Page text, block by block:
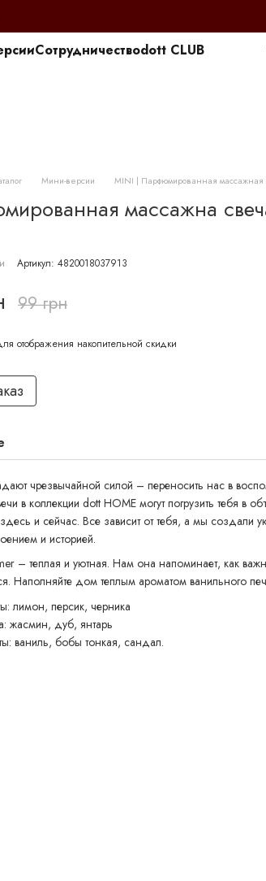
Сотрудничествоdott CLUB
Мини-версии MINI | Парфюмированная
массажна
Артикул: 4820018037913
99 грн
отображения накопительной скидки
чрезвычайной силой – переносить нас в
в коллекции dott HOME могут погрузить тебя в
и сейчас. Все зависит от тебя, а мы создали
и историей.
– теплая и уютная. Нам она напоминает, как
Наполняйте дом теплым ароматом ванильного
лимон, персик, черника
жасмин, дуб, янтарь
ваниль, бобы тонкая, сандал.